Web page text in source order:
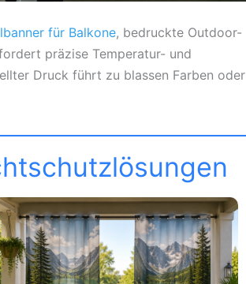
für Balkone, bedruckte Outdoor-
präzise Temperatur- und
Druck führt zu blassen Farben oder